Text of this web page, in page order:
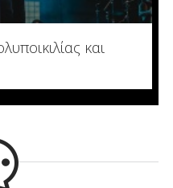
και